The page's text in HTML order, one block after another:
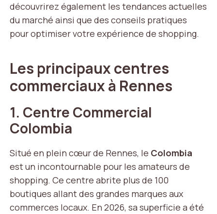
découvrirez également les tendances actuelles
du marché ainsi que des conseils pratiques
pour optimiser votre expérience de shopping.
Les principaux centres
commerciaux à Rennes
1. Centre Commercial
Colombia
Situé en plein cœur de Rennes, le Colombia
est un incontournable pour les amateurs de
shopping. Ce centre abrite plus de 100
boutiques allant des grandes marques aux
commerces locaux. En 2026, sa superficie a été